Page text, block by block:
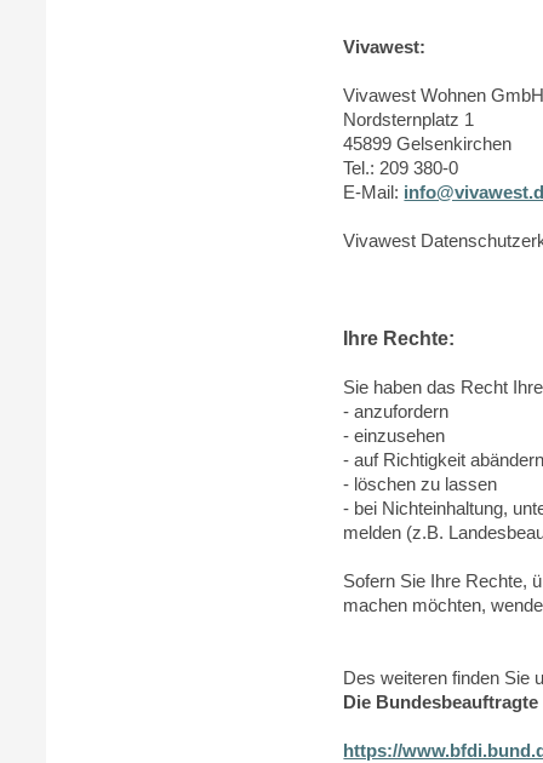
Vivawest:
Vivawest Wohnen
Nordsternplatz 1
45899 Gelsenkirchen
Tel.: 209 380-0
E-Mail:
Vivawest
Ihre Rechte:
Sie haben das Recht
- anzufordern
- einzusehen
- auf Richtigkeit
- löschen zu lassen
- bei Nichteinhaltung,
melden (z.B.
Sofern Sie Ihre Rechte,
machen möchten,
Des weiteren finden Sie
Die
https://